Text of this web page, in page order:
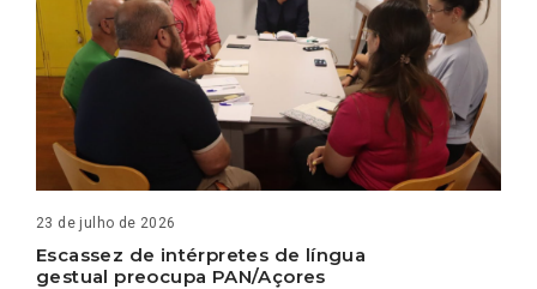
23 de julho de 2026
Escassez de intérpretes de língua
gestual preocupa PAN/Açores